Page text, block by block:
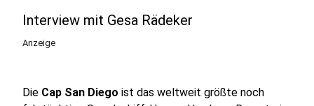
Interview mit Gesa Rädeker
Anzeige
Die Cap San Diego ist das weltweit größte noch